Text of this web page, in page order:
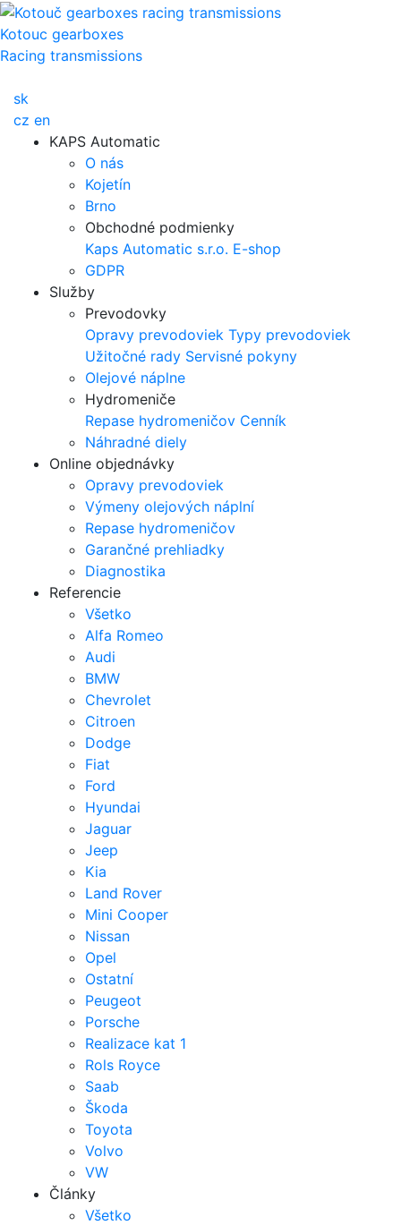
Kotouc gearboxes
Racing transmissions
sk
cz en
KAPS Automatic
O nás
Kojetín
Brno
Obchodné podmienky
Kaps Automatic s.r.o. E-shop
GDPR
Služby
Prevodovky
Opravy prevodoviek Typy prevodoviek
Užitočné rady Servisné pokyny
Olejové náplne
Hydromeniče
Repase hydromeničov Cenník
Náhradné diely
Online objednávky
Opravy prevodoviek
Výmeny olejových náplní
Repase hydromeničov
Garančné prehliadky
Diagnostika
Referencie
Všetko
Alfa Romeo
Audi
BMW
Chevrolet
Citroen
Dodge
Fiat
Ford
Hyundai
Jaguar
Jeep
Kia
Land Rover
Mini Cooper
Nissan
Opel
Ostatní
Peugeot
Porsche
Realizace kat 1
Rols Royce
Saab
Škoda
Toyota
Volvo
VW
Články
Všetko